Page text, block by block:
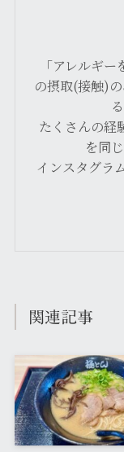
「アレルギ
の摂取(接触)
たくさんの経
を同
インスタグラ
関連記事